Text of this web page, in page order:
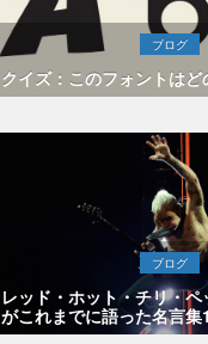
ブログ
クイズ：このフォントはど
ブログ
レッド・ホット・チリ・
がこれまでに語った名言集